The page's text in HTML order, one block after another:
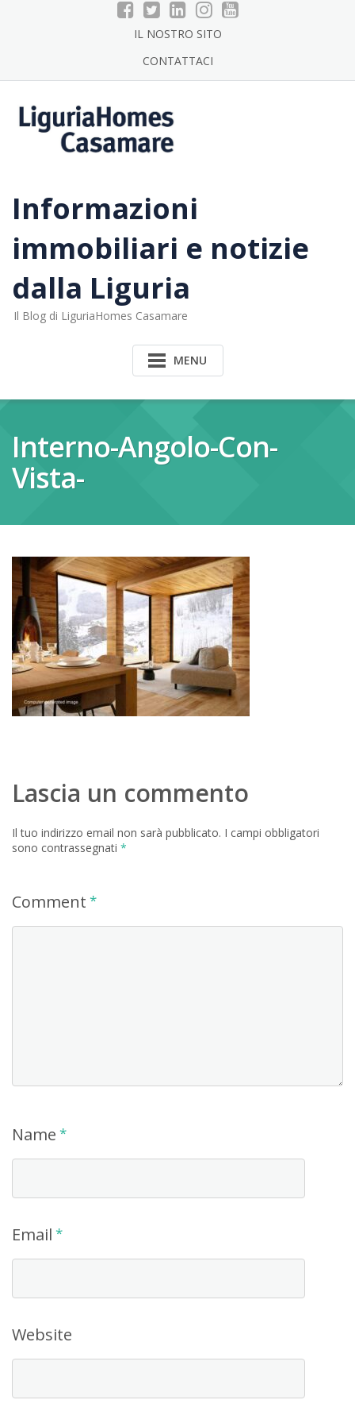
IL NOSTRO SITO
CONTATTACI
Informazioni
immobiliari e notizie
dalla Liguria
Il Blog di LiguriaHomes Casamare
MENU
Interno-Angolo-Con-
Vista-
Lascia un commento
Il tuo indirizzo email non sarà pubblicato. I campi obbligatori
sono contrassegnati *
Comment *
Name *
Email *
Website